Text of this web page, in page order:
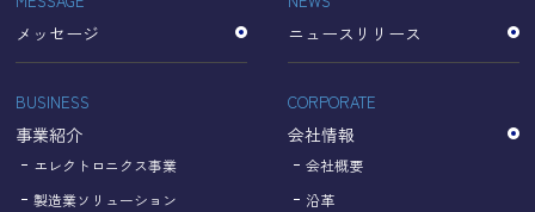
て管理されます。
なお、当サイトのご利用をもって、上述の方法・目的にお
いてGoogle及び当サイトが行うデータ処理に関し、お客様
【Googleのプライバシーポリシー】
https://policies.google.com/privacy?hl=ja
https://policies.google.com/technologies/partner-sites?
hl=ja
メッセージ
BUSINESS
事業紹介
エレクトロニクス事業
製造業ソリューション
ニュースリリース
CORPORATE
会社情報
会社概要
沿革